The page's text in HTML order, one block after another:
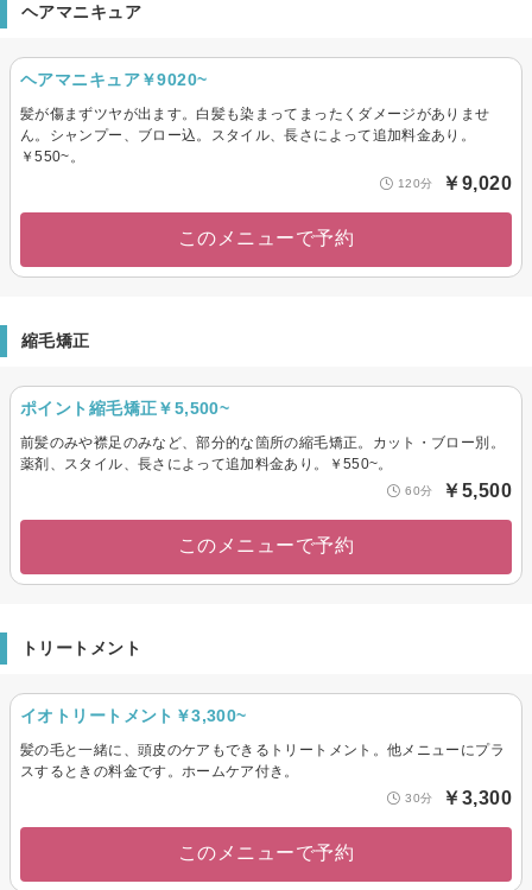
ヘアマニキュア
ヘアマニキュア￥9020~
髪が傷まずツヤが出ます。白髪も染まってまったくダメージがありませ
ん。シャンプー、ブロー込。スタイル、長さによって追加料金あり。
￥550~。
120分 ￥9,020
このメニューで予約
縮毛矯正
ポイント縮毛矯正￥5,500~
前髪のみや襟足のみなど、部分的な箇所の縮毛矯正。カット・ブロー別。
薬剤、スタイル、長さによって追加料金あり。￥550~。
60分 ￥5,500
このメニューで予約
トリートメント
イオトリートメント￥3,300~
髪の毛と一緒に、頭皮のケアもできるトリートメント。他メニューにプラ
スするときの料金です。ホームケア付き。
30分 ￥3,300
このメニューで予約